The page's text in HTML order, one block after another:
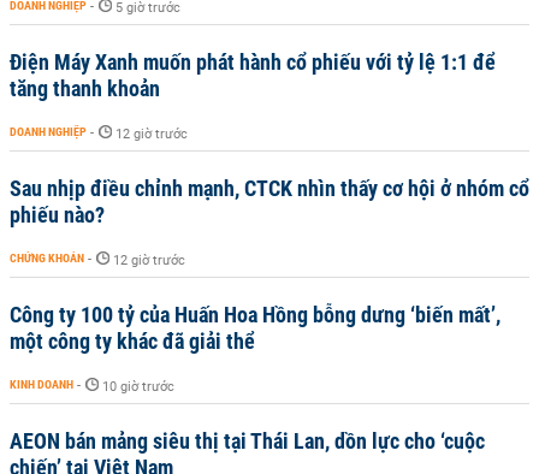
DOANH NGHIỆP - 5 giờ trước
Điện Máy Xanh muốn phát hành cổ phiếu với tỷ lệ 1:1 để
tăng thanh khoản
DOANH NGHIỆP - 12 giờ trước
Sau nhịp điều chỉnh mạnh, CTCK nhìn thấy cơ hội ở nhóm cổ
phiếu nào?
CHỨNG KHOÁN - 12 giờ trước
Công ty 100 tỷ của Huấn Hoa Hồng bỗng dưng ‘biến mất’,
một công ty khác đã giải thể
KINH DOANH - 10 giờ trước
AEON bán mảng siêu thị tại Thái Lan, dồn lực cho ‘cuộc
chiến’ tại Việt Nam